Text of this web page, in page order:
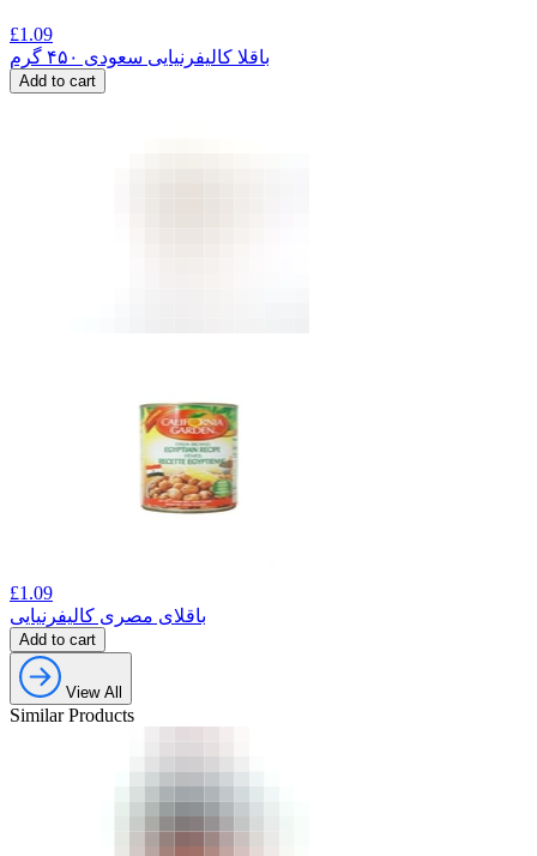
£1.09
باقلا کالیفرنیایی سعودی ۴۵۰ گرم
Add to cart
£1.09
باقلای مصری کالیفرنیایی
Add to cart
View All
Similar Products